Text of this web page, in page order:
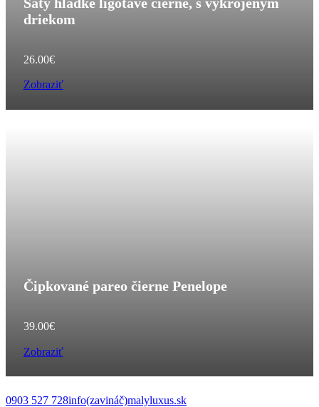
driekom
26.00€
Zobraziť
Čipkované pareo čierne Penelope
39.00€
Zobraziť
0903 527 728info(zavináč)malyluxus.sk